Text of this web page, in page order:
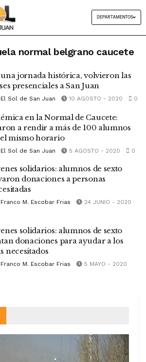
DEPARTAMENTOS
normal belgrano caucete
jornada histórica, volvieron las
presenciales a San Juan
El Sol de San Juan 10 AGOSTO - 2020 0
en la Normal de Caucete:
a rendir a más de 100 alumnos
mismo horario
El Sol de San Juan 5 AGOSTO - 2020 0
solidarios: alumnos de sexto
donaciones a personas
Franco M. Escobar Frias
24 JUNIO - 2020
solidarios: alumnos de sexto
donaciones para ayudar a los
necesitados
Franco M. Escobar Frias
5 MAYO - 2020